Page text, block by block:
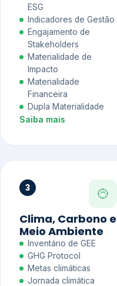
ESG
Indicadores de Gestão
Engajamento de
Stakeholders
Materialidade de
Impacto
Materialidade
Financeira
Dupla Materialidade
Saiba mais
3
Clima, Carbono e
Meio Ambiente
Inventário de GEE
GHG Protocol
Metas climáticas
Jornada climática